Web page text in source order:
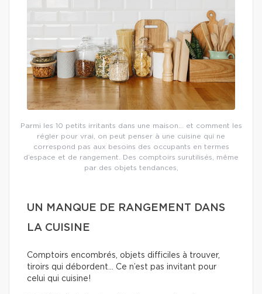
Parmi les 10 petits irritants dans une maison… et comment les
régler pour vrai, on peut penser à une cuisine qui ne
correspond pas aux besoins des occupants en termes
d’espace et de rangement. Des comptoirs surutilisés, même
par des objets tendances,
UN MANQUE DE RANGEMENT DANS
LA CUISINE
Comptoirs encombrés, objets difficiles à trouver,
tiroirs qui débordent… Ce n’est pas invitant pour
celui qui cuisine!